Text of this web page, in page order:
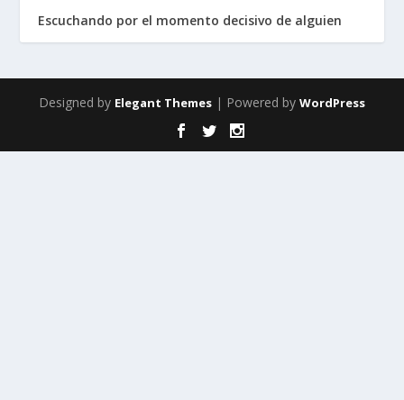
Escuchando por el momento decisivo de alguien
Designed by Elegant Themes | Powered by WordPress